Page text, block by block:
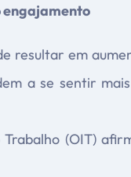
engajamento
resultar em
a se sentir
(OIT)